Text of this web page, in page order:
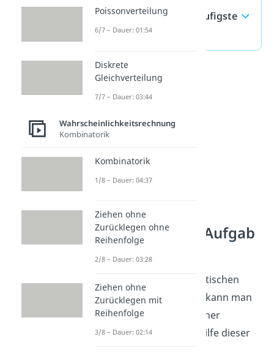
Unabhängigkeit — häufigste
Fragen(ausklappen)
Stochastische
Unabhängigkeit Aufgab
en
Um Aufgaben zur stochastischen
Unabhängigkeit zu lösen, kann man
sich zusätzlich verschiedener
Hilfsmittel bedienen. Mithilfe dieser
Poissonverteilung
6/7 – Dauer: 01:54
Diskrete
Gleichverteilung
7/7 – Dauer: 03:44
Wahrscheinlichkeitsrechnung
Kombinatorik
Kombinatorik
1/8 – Dauer: 04:37
Ziehen ohne
Zurücklegen ohne
Reihenfolge
2/8 – Dauer: 03:28
Ziehen ohne
Zurücklegen mit
Reihenfolge
3/8 – Dauer: 02:14